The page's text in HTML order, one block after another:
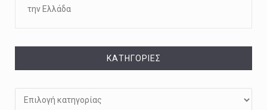
την Ελλάδα
KΑΤΗΓΟΡΊΕΣ